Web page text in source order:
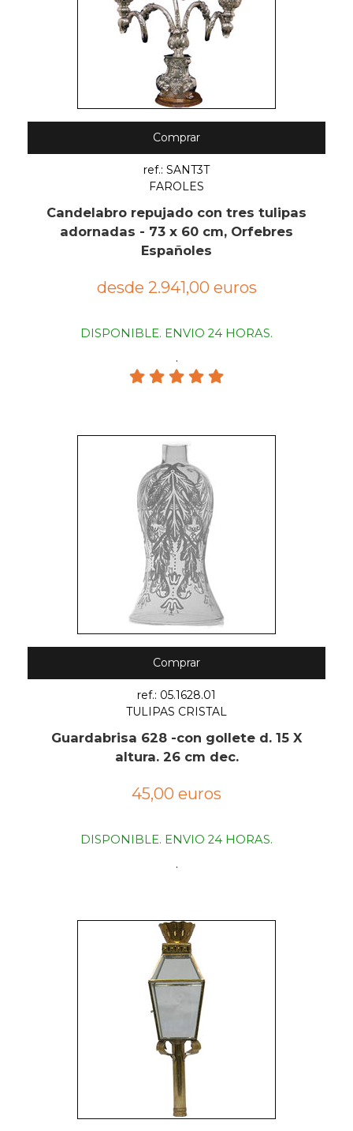
Comprar
ref.: SANT3T
FAROLES
Candelabro repujado con tres tulipas
adornadas - 73 x 60 cm, Orfebres
Españoles
desde 2.941,00 euros
DISPONIBLE. ENVIO 24 HORAS.
.
Comprar
ref.: 05.1628.01
TULIPAS CRISTAL
Guardabrisa 628 -con gollete d. 15 X
altura. 26 cm dec.
45,00 euros
DISPONIBLE. ENVIO 24 HORAS.
.